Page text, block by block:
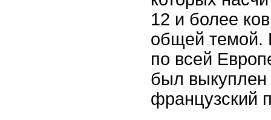
12 и более
общей темой.
по всей
был выкуплен
французский